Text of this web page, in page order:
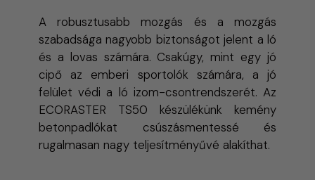
A robusztusabb mozgás és a mozgás
szabadsága nagyobb biztonságot jelent a ló
és a lovas számára. Csakúgy, mint egy jó
cipő az emberi sportolók számára, a jó
felület védi a ló izom-csontrendszerét. Az
ECORASTER TS50 készülékünk kemény
betonpadlókat csúszásmentessé és
rugalmasan nagy teljesítményűvé alakíthat.